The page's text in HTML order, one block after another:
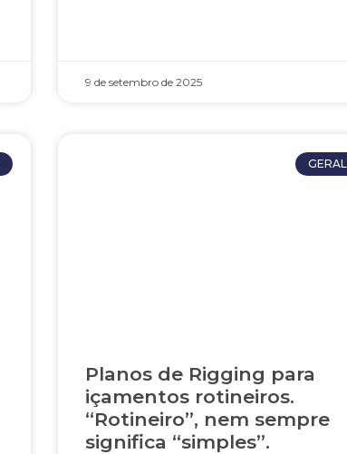
9 de setembro de 2025
GERAL
Planos de Rigging para
içamentos rotineiros.
“Rotineiro”, nem sempre
significa “simples”.